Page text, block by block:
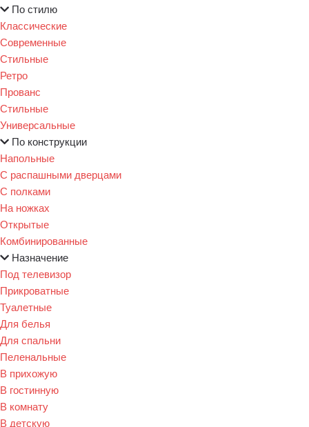
По стилю
Классические
Современные
Стильные
Ретро
Прованс
Стильные
Универсальные
По конструкции
Напольные
С распашными дверцами
С полками
На ножках
Открытые
Комбинированные
Назначение
Под телевизор
Прикроватные
Туалетные
Для белья
Для спальни
Пеленальные
В прихожую
В гостинную
В комнату
В детскую